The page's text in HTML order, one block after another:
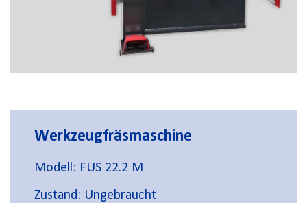
Werkzeugfräsmaschine
Modell: FUS 22.2 M
Zustand: Ungebraucht